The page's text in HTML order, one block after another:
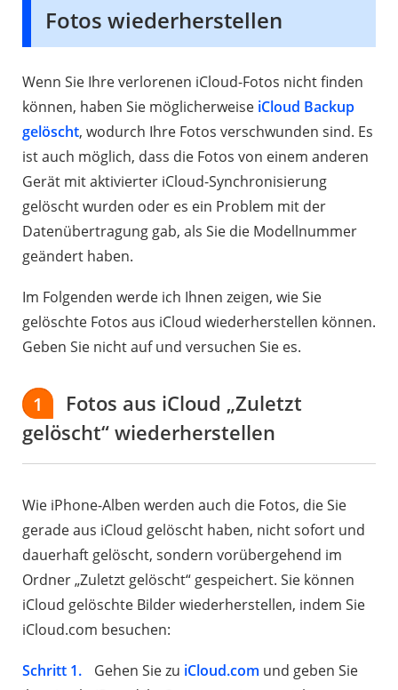
Fotos wiederherstellen
Wenn Sie Ihre verlorenen iCloud-Fotos nicht finden
können, haben Sie möglicherweise iCloud Backup
gelöscht, wodurch Ihre Fotos verschwunden sind. Es
ist auch möglich, dass die Fotos von einem anderen
Gerät mit aktivierter iCloud-Synchronisierung
gelöscht wurden oder es ein Problem mit der
Datenübertragung gab, als Sie die Modellnummer
geändert haben.
Im Folgenden werde ich Ihnen zeigen, wie Sie
gelöschte Fotos aus iCloud wiederherstellen können.
Geben Sie nicht auf und versuchen Sie es.
1
Fotos aus iCloud „Zuletzt
gelöscht“ wiederherstellen
Wie iPhone-Alben werden auch die Fotos, die Sie
gerade aus iCloud gelöscht haben, nicht sofort und
dauerhaft gelöscht, sondern vorübergehend im
Ordner „Zuletzt gelöscht“ gespeichert. Sie können
iCloud gelöschte Bilder wiederherstellen, indem Sie
iCloud.com besuchen:
Schritt 1. Gehen Sie zu iCloud.com und geben Sie